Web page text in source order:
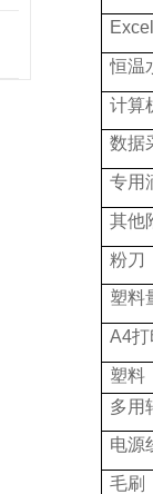
恒温
计算
数据
专用
其他
粉刀
塑料
A4
塑料
多用
电源
毛刷